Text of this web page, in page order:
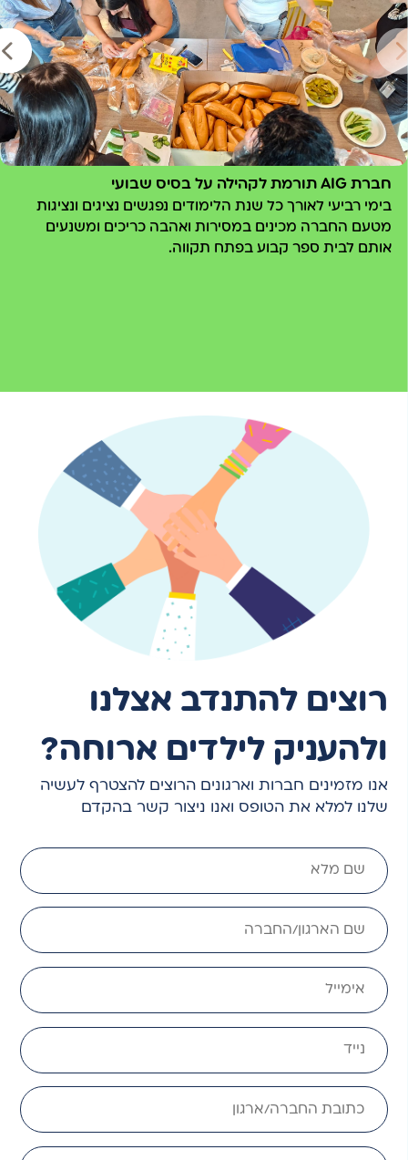
חברת AIG תורמת לקהילה על בסיס שבועי
בימי רביעי לאורך כל שנת הלימודים נפגשים נציגים ונציגות
מטעם החברה מכינים במסירות ואהבה כריכים ומשנעים
אותם לבית ספר קבוע בפתח תקווה.
רוצים להתנדב אצלנו
ולהעניק לילדים ארוחה?
אנו מזמינים חברות וארגונים הרוצים להצטרף לעשיה
שלנו למלא את הטופס ואנו ניצור קשר בהקדם